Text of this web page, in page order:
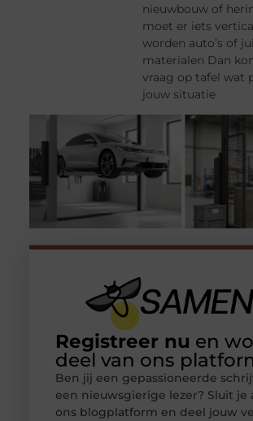
nieuwbouw of
moet er iets
worden auto’s of
materialen Dan
vraag op tafel wat
jouw situatie
Registreer nu en
deel van ons
Ben jij een gepassioneerde
een nieuwsgierige lezer? Sluit je
ons blogplatform en deel jouw